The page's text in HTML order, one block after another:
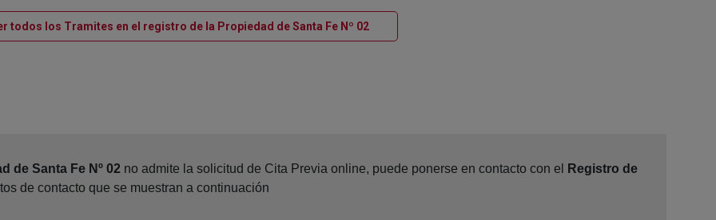
todos los Tramites en el registro de la Propiedad de Santa Fe Nº 02Ventana nueva
de Santa Fe Nº 02 no admite la solicitud de Cita Previa online, puede ponerse en contacto con el
Registro de
de contacto que se muestran a continuación